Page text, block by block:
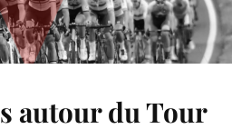
autour du Tour